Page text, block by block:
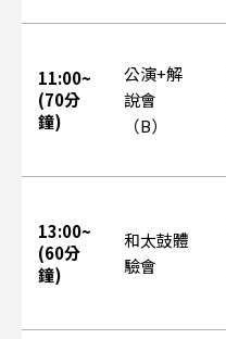
11:00~
(70分
鐘)
公演+解
說會
（B）
13:00~
(60分
鐘)
和太鼓體
驗會